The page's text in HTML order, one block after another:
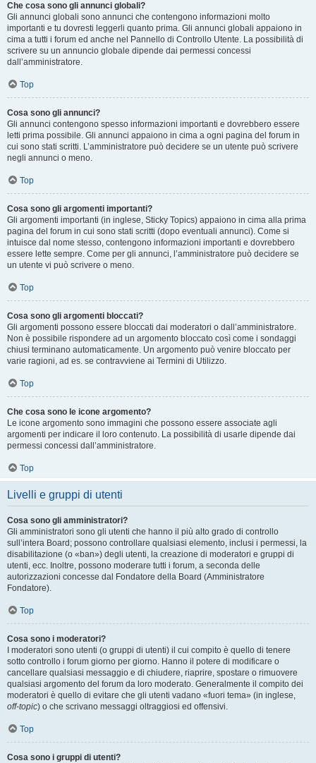
Che cosa sono gli annunci globali?
Gli annunci globali sono annunci che contengono informazioni molto
importanti e tu dovresti leggerli quanto prima. Gli annunci globali appaiono in
cima a tutti i forum ed anche nel Pannello di Controllo Utente. La possibilità di
scrivere su un annuncio globale dipende dai permessi concessi
dall’amministratore.
Top
Cosa sono gli annunci?
Gli annunci contengono spesso informazioni importanti e dovrebbero essere
letti prima possibile. Gli annunci appaiono in cima a ogni pagina del forum in
cui sono stati scritti. L’amministratore può decidere se un utente può scrivere
negli annunci o meno.
Top
Cosa sono gli argomenti importanti?
Gli argomenti importanti (in inglese, Sticky Topics) appaiono in cima alla prima
pagina del forum in cui sono stati scritti (dopo eventuali annunci). Come si
intuisce dal nome stesso, contengono informazioni importanti e dovrebbero
essere lette sempre. Come per gli annunci, l’amministratore può decidere se
un utente vi può scrivere o meno.
Top
Cosa sono gli argomenti bloccati?
Gli argomenti possono essere bloccati dai moderatori o dall’amministratore.
Non è possibile rispondere ad un argomento bloccato così come i sondaggi
chiusi terminano automaticamente. Un argomento può venire bloccato per
varie ragioni, ad es. se contravviene ai Termini di Utilizzo.
Top
Che cosa sono le icone argomento?
Le icone argomento sono immagini che possono essere associate agli
argomenti per indicare il loro contenuto. La possibilità di usarle dipende dai
permessi concessi dall’amministratore.
Top
Livelli e gruppi di utenti
Cosa sono gli amministratori?
Gli amministratori sono gli utenti che hanno il più alto grado di controllo
sull’intera Board; possono controllare qualsiasi elemento, inclusi i permessi, la
disabilitazione (o «ban») degli utenti, la creazione di moderatori e gruppi di
utenti, ecc. Inoltre, possono moderare tutti i forum, a seconda delle
autorizzazioni concesse dal Fondatore della Board (Amministratore
Fondatore).
Top
Cosa sono i moderatori?
I moderatori sono utenti (o gruppi di utenti) il cui compito è quello di tenere
sotto controllo i forum giorno per giorno. Hanno il potere di modificare o
cancellare qualsiasi messaggio e di chiudere, riaprire, spostare o rimuovere
qualsiasi argomento del forum da loro moderato. Generalmente il compito dei
moderatori è quello di evitare che gli utenti vadano «fuori tema» (in inglese,
off-topic) o che scrivano messaggi oltraggiosi ed offensivi.
Top
Cosa sono i gruppi di utenti?